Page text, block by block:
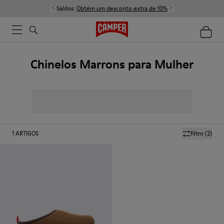
Saldos: Obtém um desconto extra de 10%
Chinelos Marrons para Mulher
filtro(2)
1ARTIGOS